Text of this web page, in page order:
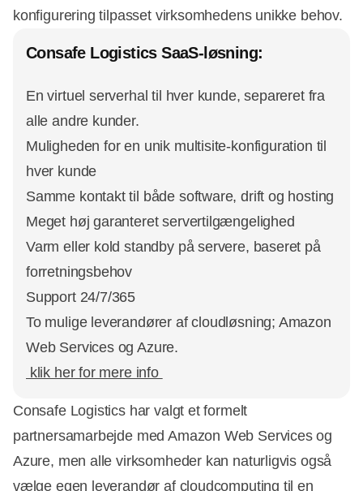
konfigurering tilpasset virksomhedens unikke behov.
Consafe Logistics SaaS-løsning:
En virtuel serverhal til hver kunde, separeret fra
alle andre kunder.
Muligheden for en unik multisite-konfiguration til
hver kunde
Samme kontakt til både software, drift og hosting
Meget høj garanteret servertilgængelighed
Varm eller kold standby på servere, baseret på
forretningsbehov
Support 24/7/365
To mulige leverandører af cloudløsning; Amazon
Web Services og Azure.
klik her for mere info
Consafe Logistics har valgt et formelt
partnersamarbejde med Amazon Web Services og
Azure, men alle virksomheder kan naturligvis også
vælge egen leverandør af cloudcomputing til en